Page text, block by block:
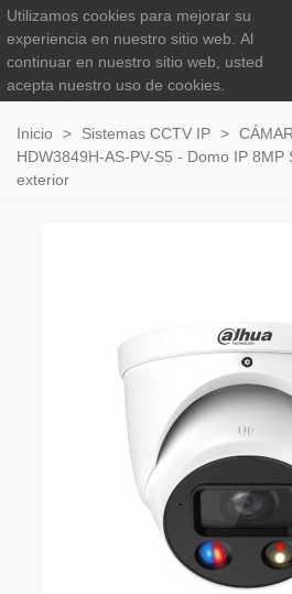
Inicio > Sistemas CCTV IP >
HDW3849H-AS-PV-S5 - Domo IP 8MP
exterior
Utilizamos cookies para mejorar su
experiencia en nuestro sitio web. Al
continuar en nuestro sitio web, usted
acepta nuestro uso de cookies.